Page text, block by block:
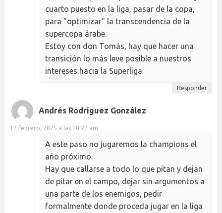
cuarto puesto en la liga, pasar de la copa,
para "optimizar" la transcendencia de la
supercopa árabe.
Estoy con don Tomás, hay que hacer una
transición lo más leve posible a nuestros
intereses hacia la Superliga
Responder
Andrés Rodríguez González
17 febrero, 2025 a las 10:27 am
A este paso no jugaremos la champions el
año próximo.
Hay que callarse a todo lo que pitan y dejan
de pitar en el campo, dejar sin argumentos a
una parte de los enemigos, pedir
formalmente donde proceda jugar en la liga